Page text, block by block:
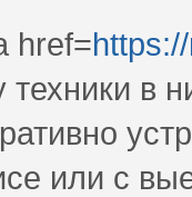
href=
в
или с